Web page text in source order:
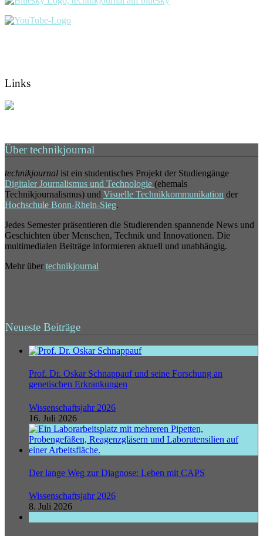
Links
Über technikjournal
technikjournal ist ein studentisches Projekt der Studiengänge
Digitaler Journalismus und Technologie (ehemals
Technikjournalismus) und Visuelle Technikkommunikation der
Hochschule Bonn-Rhein-Sieg.
Jedes Semester präsentieren die Studierenden spannende News und
Geschichten über Menschen, Technik und Innovationen. Die
multimedialen Beiträge informieren aktuell und unabhängig.
Mehr über technikjournal
Neueste Beiträge
Prof. Dr. Oskar Schnappauf und seine Forschung an
genetischen Erkrankungen
Wissenschaftsjahr 2026
16. Juli 2026
Der lange Weg zur Diagnose: Leben mit CAPS
Wissenschaftsjahr 2026
8. Juli 2026